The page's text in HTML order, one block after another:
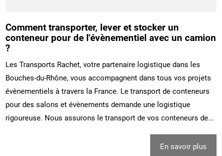
Comment transporter, lever et stocker un
conteneur pour de l'évènementiel avec un camion
?
Les Transports Rachet, votre partenaire logistique dans les
Bouches-du-Rhône, vous accompagnent dans tous vos projets
évènementiels à travers la France. Le transport de conteneurs
pour des salons et évènements demande une logistique
rigoureuse. Nous assurons le transport de vos conteneurs de...
En savoir plus